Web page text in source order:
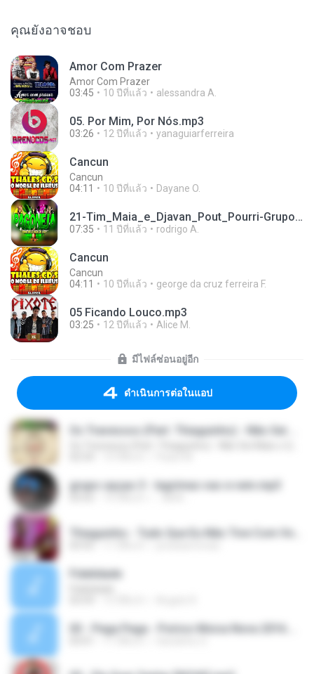
คุณยังอาจชอบ
Amor Com Prazer
Amor Com Prazer
03:45
10 ปีที่แล้ว alessandra A.
05. Por Mim, Por Nós.mp3
03:26 12 ปีที่แล้ว yanaguiarferreira
Cancun
Cancun
04:11
10 ปีที่แล้ว Dayane O.
21-Tim_Maia_e_Djavan_Pout_Pourri-Grupo_Obsessão_Ao_Vivo_Lapa_40_Graus_2015.mp3
07:35 11 ปีที่แล้ว rodrigo A.
Cancun
Cancun
04:11
10 ปีที่แล้ว george da cruz ferreira F.
05 Ficando Louco.mp3
03:25 12 ปีที่แล้ว Alice M.
มีไฟล์ซ่อนอยู่อีก
ดำเนินการต่อในแอป
grupo opçao 3 - lagrimas vao e vem.mp3
Fidelidade